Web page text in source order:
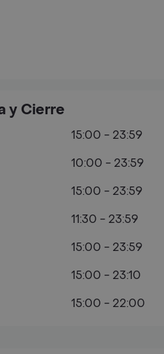
y Cierre
15:00 - 23:59
10:00 - 23:59
15:00 - 23:59
11:30 - 23:59
15:00 - 23:59
15:00 - 23:10
15:00 - 22:00